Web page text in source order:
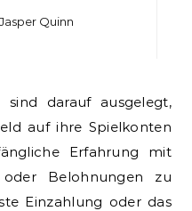
Jasper Quinn
auf ihre Spielkonten
Erfahrung mit
oder Belohnungen zu
Einzahlung oder das